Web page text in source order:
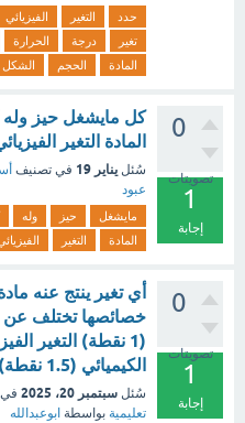
حدد التغير الفيزيائي
تغير
درجة الحرارة
المادة
الحجم الشكل
0
تصويتات
1
إجابة
كل مايشغل حيز وله
المادة التغير
سُئل يناير 19 في تصنيف
عبود
مايشغل حيز وله
المادة
التغير
0
تصويتات
1
إجابة
أي تغير ينتج عنه
خصائصها تختلف عن
(1 نقطة) التغير
الكيميائي (1.5 نقطة) [تم الحل]
سُئل سبتمبر 20، 2025
تعليمية بواسطة ابوعبدالله